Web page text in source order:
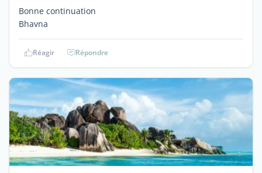
Bonne continuation
Bhavna
Réagir Répondre